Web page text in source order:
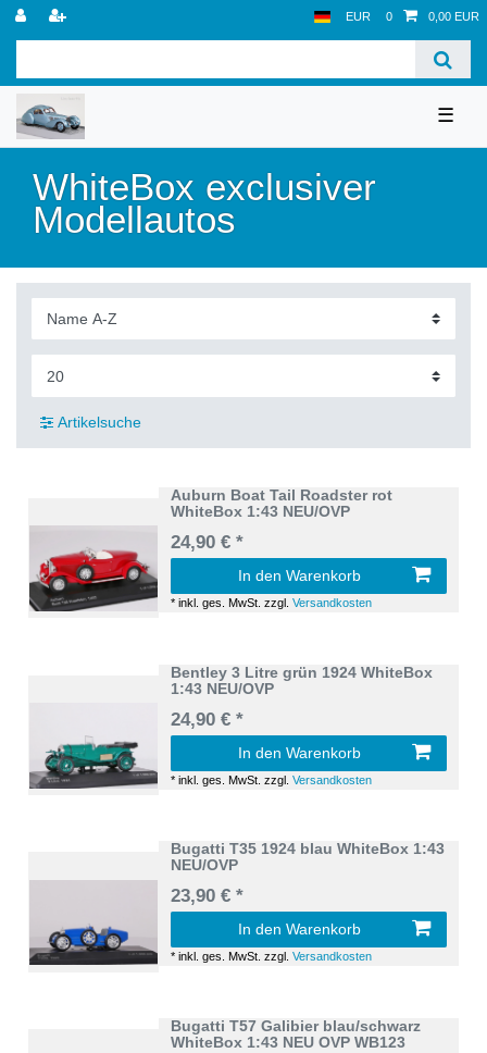
EUR 0 0,00 EUR
☰
WhiteBox exclusiver
Modellautos
Artikelsuche
Auburn Boat Tail Roadster rot
WhiteBox 1:43 NEU/OVP
24,90 € *
In den Warenkorb
*inkl. ges. MwSt. zzgl.Versandkosten
Bentley 3 Litre grün 1924 WhiteBox
1:43 NEU/OVP
24,90 € *
In den Warenkorb
*inkl. ges. MwSt. zzgl.Versandkosten
Bugatti T35 1924 blau WhiteBox 1:43
NEU/OVP
23,90 € *
In den Warenkorb
*inkl. ges. MwSt. zzgl.Versandkosten
Bugatti T57 Galibier blau/schwarz
WhiteBox 1:43 NEU OVP WB123